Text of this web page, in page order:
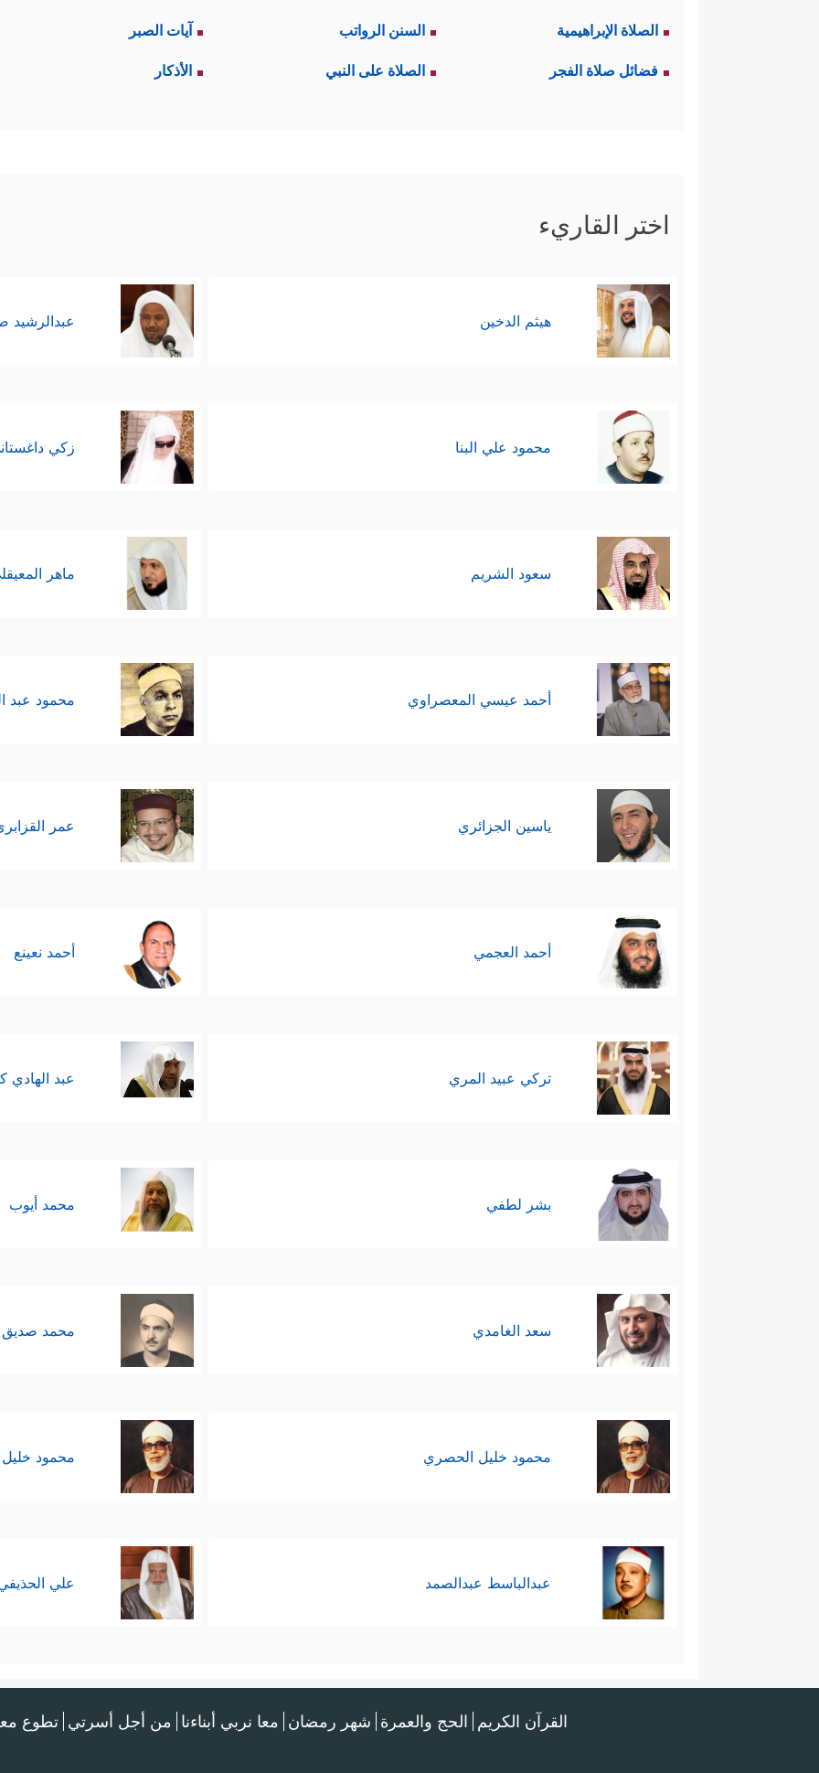
الصلاة الإبراهيمية السنن الرواتب آيات الصبر
فضائل صلاة الفجر الصلاة على النبي الأذكار
اختر القاريء
هيثم الدخين عبدالرشيد
محمود علي البنا زكي
سعود الشريم ماهر
أحمد عيسي المعصراوي محمود عبد
ياسين الجزائري عمر
أحمد العجمي أحمد نعينع
تركي عبيد المري عبد الهادي
بشر لطفي محمد أيوب
سعد الغامدي محمد صديق
محمود خليل الحصري محمود
عبدالباسط عبدالصمد علي
القرآن الكريم الحج والعمرة شهر رمضان معا نربي أبناءنا من أجل أسرتي تطوع